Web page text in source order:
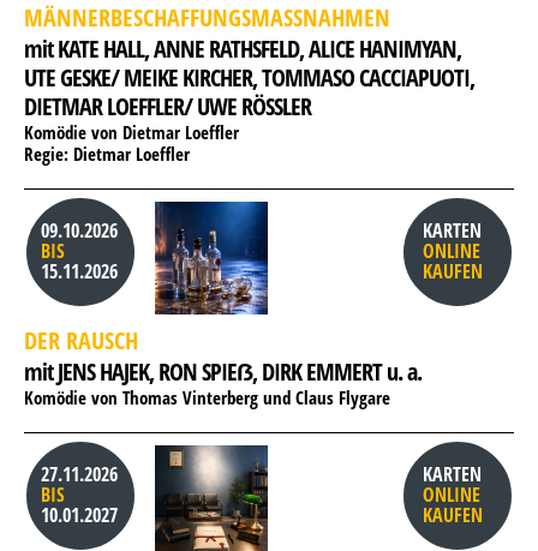
MÄNNERBESCHAFFUNGSMASSNAHMEN
mit KATE HALL, ANNE RATHSFELD, ALICE HANIMYAN,
UTE GESKE/ MEIKE KIRCHER, TOMMASO CACCIAPUOTI,
DIETMAR LOEFFLER/ UWE RÖSSLER
Komödie von Dietmar Loeffler
Regie: Dietmar Loeffler
09.10.2026
BIS
15.11.2026
DER RAUSCH
mit JENS HAJEK, RON SPIEẞ, DIRK EMMERT u. a.
Komödie von Thomas Vinterberg und Claus Flygare
KARTEN
ONLINE
KAUFEN
27.11.2026
BIS
10.01.2027
KARTEN
ONLINE
KAUFEN